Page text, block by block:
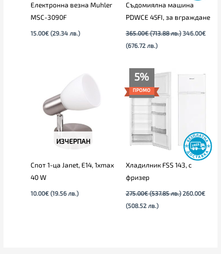
Електронна везна Muhler
MSC-3090F
15.00€ (29.34 лв.)
Съдомиялна машина
PDWCE 45FI, за вграждане
365.00€ (713.88 лв.) 346.00€
(676.72 лв.)
ИЗЧЕРПАН
Спот 1-ца Janet, E14, 1xmax
40 W
10.00€ (19.56 лв.)
5%
ПРОМО
Хладилник FSS 143, с
фризер
275.00€ (537.85 лв.)
price
275.00€
260.00€
(508.52 лв.)
Текущата
е:
260.00€
(508.52
лв.).